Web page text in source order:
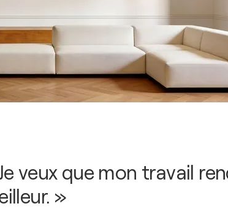
veux que mon travail
»